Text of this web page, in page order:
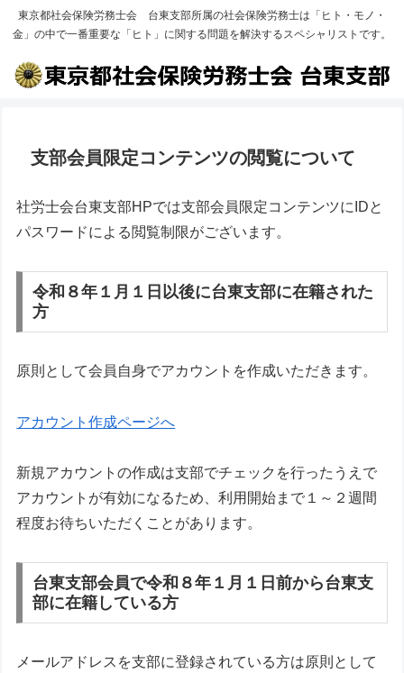
東京都社会保険労務士会 台東支部所属の社会保険労務士は「ヒト・モノ・
金」の中で一番重要な「ヒト」に関する問題を解決するスペシャリストです。
支部会員限定コンテンツの閲覧について
社労士会台東支部HPでは支部会員限定コンテンツにIDと
パスワードによる閲覧制限がございます。
令和８年１月１日以後に台東支部に在籍された
方
原則として会員自身でアカウントを作成いただきます。
アカウント作成ページへ
新規アカウントの作成は支部でチェックを行ったうえで
アカウントが有効になるため、利用開始まで１～２週間
程度お待ちいただくことがあります。
台東支部会員で令和８年１月１日前から台東支
部に在籍している方
メールアドレスを支部に登録されている方は原則として